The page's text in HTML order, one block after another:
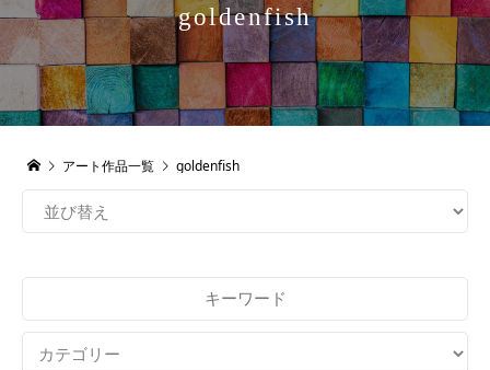
goldenfish
アート作品一覧 goldenfish